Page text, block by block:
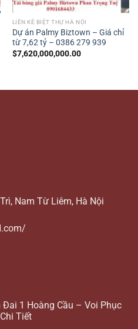
LIỀN KỀ BIỆT THỰ HÀ NỘI
Dự án Palmy Biztown – Giá chỉ
từ 7,62 tỷ – 0386 279 939
$7,620,000,000.00
Nam Từ Liêm, Hà Nội
1 Hoàng Cầu – Voi Phục
Tiết